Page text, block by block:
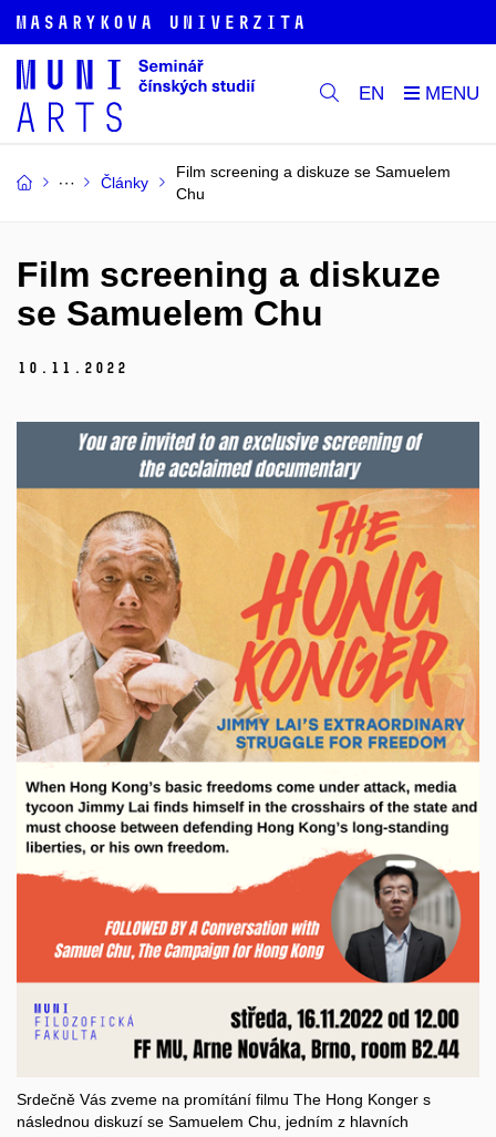
EN
Články
Film screening a diskuze se Samuelem
Chu
Film screening a diskuze
se Samuelem Chu
10. 11. 2022
Srdečně Vás zveme na promítání filmu The Hong Konger s
následnou diskuzí se Samuelem Chu, jedním z hlavních